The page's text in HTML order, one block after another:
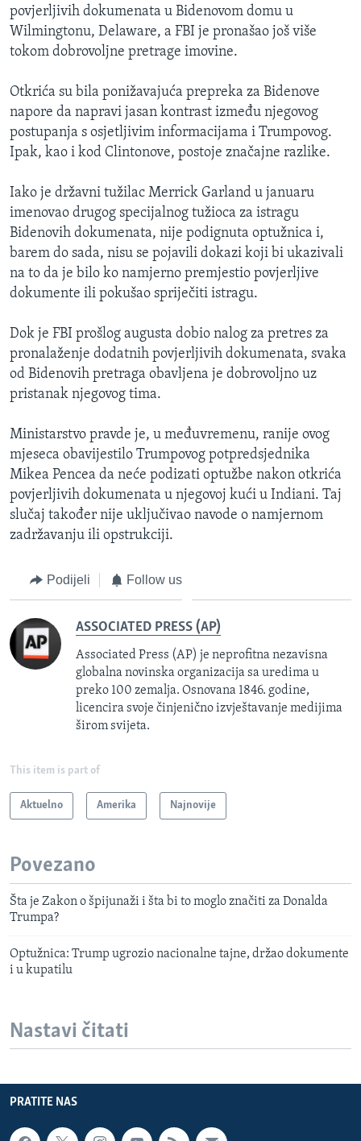
povjerljivih dokumenata u Bidenovom domu u
Wilmingtonu, Delaware, a FBI je pronašao još više
tokom dobrovoljne pretrage imovine.
Otkrića su bila ponižavajuća prepreka za Bidenove
napore da napravi jasan kontrast između njegovog
postupanja s osjetljivim informacijama i Trumpovog.
Ipak, kao i kod Clintonove, postoje značajne razlike.
Iako je državni tužilac Merrick Garland u januaru
imenovao drugog specijalnog tužioca za istragu
Bidenovih dokumenata, nije podignuta optužnica i,
barem do sada, nisu se pojavili dokazi koji bi ukazivali
na to da je bilo ko namjerno premjestio povjerljive
dokumente ili pokušao spriječiti istragu.
Dok je FBI prošlog augusta dobio nalog za pretres za
pronalaženje dodatnih povjerljivih dokumenata, svaka
od Bidenovih pretraga obavljena je dobrovoljno uz
pristanak njegovog tima.
Ministarstvo pravde je, u međuvremenu, ranije ovog
mjeseca obavijestilo Trumpovog potpredsjednika
Mikea Pencea da neće podizati optužbe nakon otkrića
povjerljivih dokumenata u njegovoj kući u Indiani. Taj
slučaj također nije uključivao navode o namjernom
zadržavanju ili opstrukciji.
Podijeli Follow us
ASSOCIATED PRESS (AP)
Associated Press (AP) je neprofitna nezavisna
globalna novinska organizacija sa uredima u
preko 100 zemalja. Osnovana 1846. godine,
licencira svoje činjenično izvještavanje medijima
širom svijeta.
This item is part of
Aktuelno Amerika Najnovije
Povezano
Šta je Zakon o špijunaži i šta bi to moglo značiti za Donalda
Trumpa?
Optužnica: Trump ugrozio nacionalne tajne, držao dokumente
i u kupatilu
Nastavi čitati
PRATITE NAS